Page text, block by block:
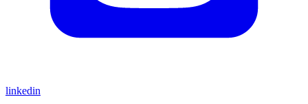
linkedin